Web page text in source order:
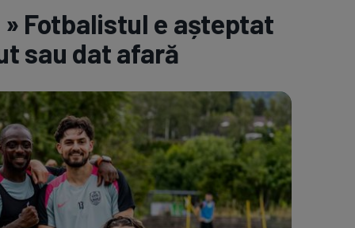
A » Fotbalistul e așteptat
sau dat afară